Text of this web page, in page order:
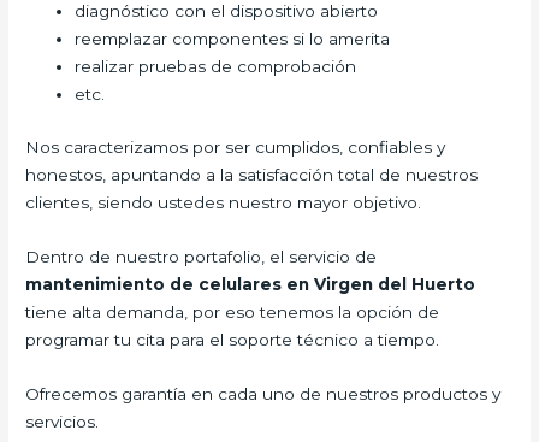
diagnóstico con el dispositivo abierto
reemplazar componentes si lo amerita
realizar pruebas de comprobación
etc.
Nos caracterizamos por ser cumplidos, confiables y
honestos, apuntando a la satisfacción total de nuestros
clientes, siendo ustedes nuestro mayor objetivo.
Dentro de nuestro portafolio, el servicio de
mantenimiento de celulares en Virgen del Huerto
tiene alta demanda, por eso tenemos la opción de
programar tu cita para el soporte técnico a tiempo.
Ofrecemos garantía en cada uno de nuestros productos y
servicios.